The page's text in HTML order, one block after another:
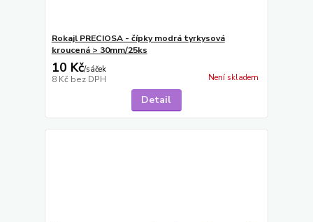
Rokajl PRECIOSA - čípky modrá tyrkysová
kroucená > 30mm/25ks
10 Kč/sáček
8 Kč bez DPH Není skladem
Detail